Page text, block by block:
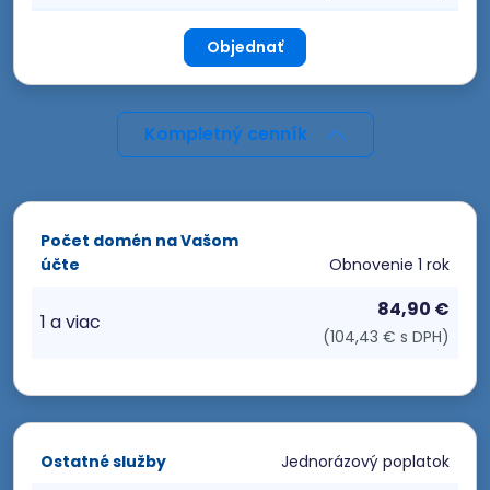
Objednať
Kompletný cenník
Počet domén na Vašom
účte
Obnovenie 1 rok
1 a viac
84,90 €
(104,43 € s DPH)
Ostatné služby Jednorázový poplatok